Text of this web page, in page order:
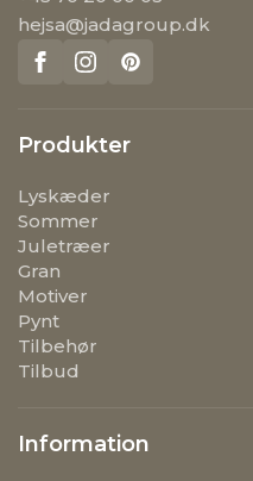
hejsa@jadagroup.dk
Produkter
Lyskæder
Sommer
Juletræer
Gran
Motiver
Pynt
Tilbehør
Tilbud
Information